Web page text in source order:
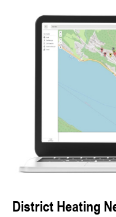
District Heating